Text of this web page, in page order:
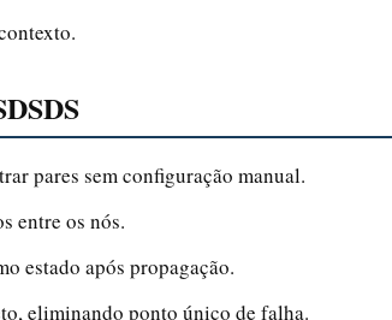
pares sem configuração manual.
entre os nós.
estado após propagação.
eliminando ponto único de falha.